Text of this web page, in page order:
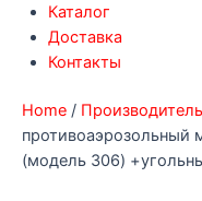
Каталог
Доставка
Контакты
Home /
противоаэрозольный
(модель 306)